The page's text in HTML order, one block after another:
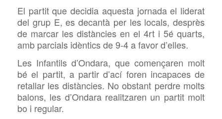
El partit que decidia aquesta jornada el liderat
del grup E, es decantà per les locals, desprès
de marcar les distàncies en el 4rt i 5é quarts,
amb parcials idèntics de 9-4 a favor d’elles.
Les Infantils d’Ondara, que començaren molt
bé el partit, a partir d’ací foren incapaces de
retallar les distàncies. No obstant perdre molts
balons, les d’Ondara realitzaren un partit molt
bo i regular.